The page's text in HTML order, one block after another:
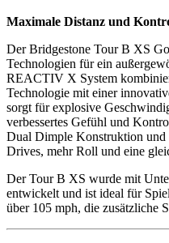
Maximale Distanz und
Der Bridgestone Tour B XS
Technologien für ein
REACTIV X System
Technologie mit einer
sorgt für explosive
verbessertes Gefühl und
Dual Dimple Konstruktion und
Drives, mehr Roll und eine
Der Tour B XS wurde mit
entwickelt und ist ideal für
über 105 mph, die zusätzliche